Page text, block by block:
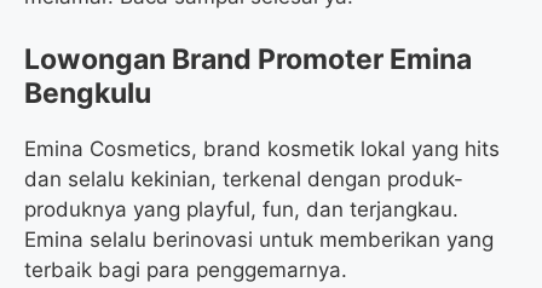
Lowongan Brand Promoter Emina
Bengkulu
Emina Cosmetics, brand kosmetik lokal yang hits
dan selalu kekinian, terkenal dengan produk-
produknya yang playful, fun, dan terjangkau.
Emina selalu berinovasi untuk memberikan yang
terbaik bagi para penggemarnya.